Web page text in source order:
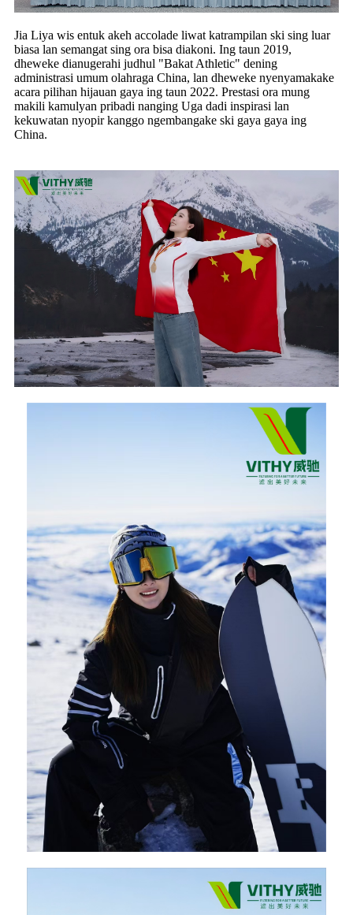
Jia Liya wis entuk akeh accolade liwat katrampilan ski sing luar
biasa lan semangat sing ora bisa diakoni. Ing taun 2019,
dheweke dianugerahi judhul "Bakat Athletic" dening
administrasi umum olahraga China, lan dheweke nyenyamakake
acara pilihan hijauan gaya ing taun 2022. Prestasi ora mung
makili kamulyan pribadi nanging Uga dadi inspirasi lan
kekuwatan nyopir kanggo ngembangake ski gaya gaya ing
China.